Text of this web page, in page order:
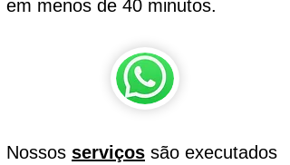
em menos de 40 minutos.
Nossos serviços são executados